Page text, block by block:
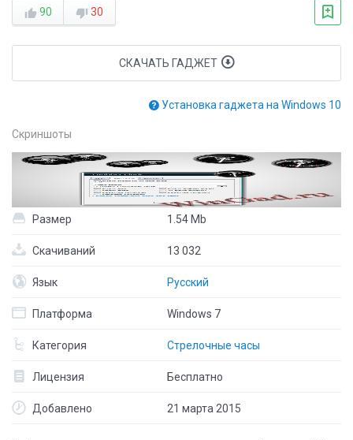
90 30
СКАЧАТЬ ГАДЖЕТ
Установка гаджета на Windows 10
Скриншоты
Размер 1.54 Mb
Скачиваний 13 032
Язык Русский
Платформа Windows 7
Категория Стрелочные часы
Лицензия Бесплатно
Добавлено 21 марта 2015